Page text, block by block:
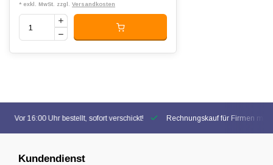
* exkl. MwSt. zzgl. Versandkosten
Vor 16:00 Uhr bestellt, sofort verschickt! Rechnungskauf für Firmen
Kundendienst